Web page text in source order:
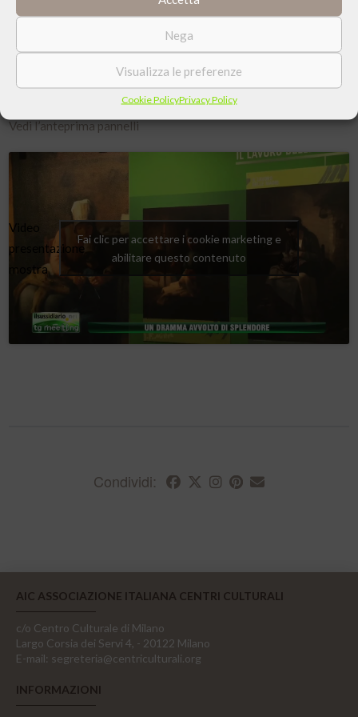
Nega
Visualizza le preferenze
Cookie PolicyPrivacy Policy
lui raccontata.
La mostra curata da Mariella Carlotti, coordinamento e
progettazione Concreo, è stata realizzata in occasione della
manifestazione “Meeting per l’amicizia fra i popoli”, anno 2014.
Vedi l’anteprima pannelli
Video
presentazione
mostra
Fai clic per accettare i cookie marketing e
abilitare questo contenuto
Condividi:
AIC ASSOCIAZIONE ITALIANA CENTRI CULTURALI
c/o Centro Culturale di Milano
Largo Corsia dei Servi 4, - 20122 Milano
E-mail: segreteria@centriculturali.org
INFORMAZIONI